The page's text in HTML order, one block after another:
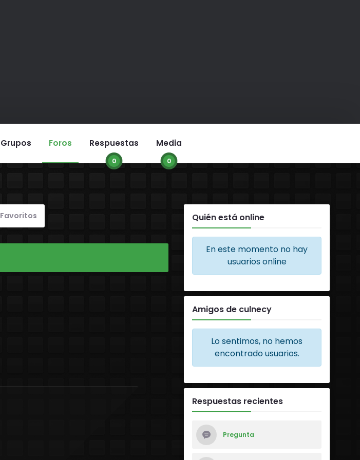
Grupos Foros Respuestas
0
Media
0
Favoritos Quién está online
En este momento no hay
usuarios online
Amigos de culnecy
Lo sentimos, no hemos
encontrado usuarios.
Respuestas recientes
Pregunta